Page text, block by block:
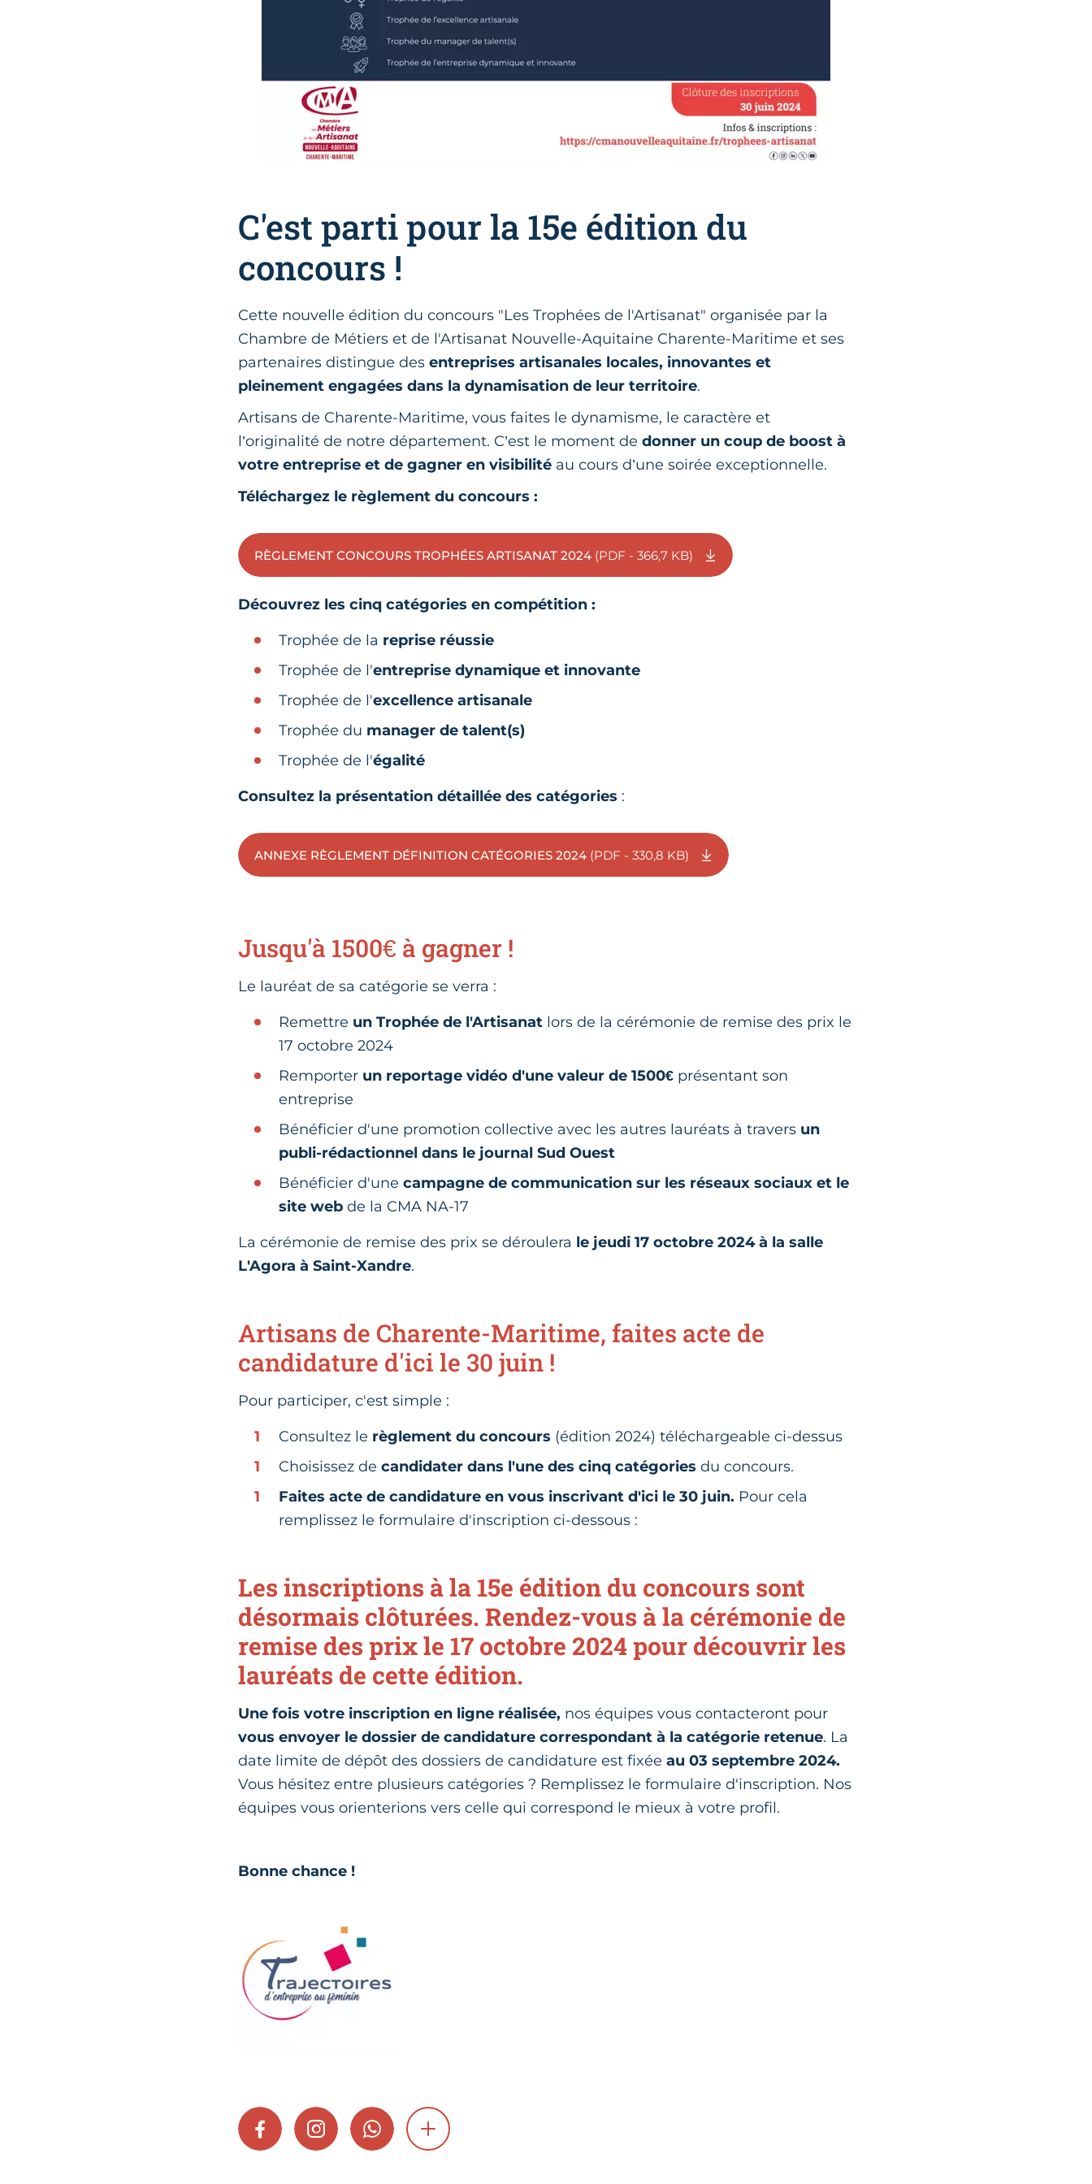
C'est parti pour la 15e édition du
concours !
Cette nouvelle édition du concours "Les Trophées de l'Artisanat" organisée par la
Chambre de Métiers et de l'Artisanat Nouvelle-Aquitaine Charente-Maritime et ses
partenaires distingue desentreprises artisanales locales, innovantes et
pleinement engagées dans la dynamisation de leur territoire.
Artisans de Charente-Maritime, vous faites le dynamisme, le caractère et
l’originalité de notre département. C’est le moment dedonner un coup de boost à
votre entreprise et de gagner en visibilité au cours d’une soirée exceptionnelle.
Téléchargez le règlement du concours :
RÈGLEMENT CONCOURS TROPHÉES ARTISANAT 2024 (PDF - 366,7 KB)
Découvrez les cinq catégories en compétition :
Trophée de la reprise réussie
Trophée de l'entreprise dynamique et innovante
Trophée de l'excellence artisanale
Trophée du manager de talent(s)
Trophée de l'égalité
Consultez la présentation détaillée des catégories :
ANNEXE RÈGLEMENT DÉFINITION CATÉGORIES 2024 (PDF - 330,8 KB)
Jusqu'à 1500€ à gagner !
Le lauréat de sa catégorie se verra :
Remettre un Trophée de l'Artisanat lors de la cérémonie de remise des prix le
17 octobre 2024
Remporter un reportage vidéo d'une valeur de 1500€ présentant son
entreprise
Bénéficier d'une promotion collective avec les autres lauréats à travers un
publi-rédactionnel dans le journal Sud Ouest
Bénéficier d'unecampagne de communication sur les réseaux sociaux et le
site web de la CMA NA-17
La cérémonie de remise des prix se déroulera le jeudi 17 octobre 2024 à la salle
L'Agora à Saint-Xandre.
Artisans de Charente-Maritime, faites acte de
candidature d'ici le 30 juin !
Pour participer, c'est simple :
Consultez le règlement du concours (édition 2024) téléchargeable ci-dessus
Choisissez decandidater dans l'une des cinq catégoriesdu concours.
Faites acte de candidature en vous inscrivant d'ici le 30 juin. Pour cela
remplissez le formulaire d'inscription ci-dessous :
Les inscriptions à la 15e édition du concours sont
désormais clôturées. Rendez-vous à la cérémonie de
remise des prix le 17 octobre 2024 pour découvrir les
lauréats de cette édition.
Une fois votre inscription en ligne réalisée, nos équipes vous contacteront pour
vous envoyer le dossier de candidature correspondant à la catégorie retenue. La
date limite de dépôt des dossiers de candidature est fixéeau 03 septembre 2024.
Vous hésitez entre plusieurs catégories ? Remplissez le formulaire d'inscription. Nos
équipes vous orienterions vers celle qui correspond le mieux à votre profil.
Bonne chance !
FACEBOOKINSTAGRAMWHATSAPPSHOW MORE